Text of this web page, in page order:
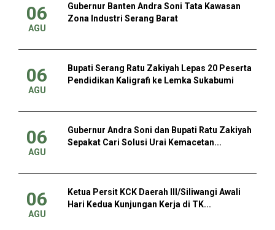
06
AGU
Gubernur Banten Andra Soni Tata Kawasan
Zona Industri Serang Barat
06
AGU
Bupati Serang Ratu Zakiyah Lepas 20 Peserta
Pendidikan Kaligrafi ke Lemka Sukabumi
06
AGU
Gubernur Andra Soni dan Bupati Ratu Zakiyah
Sepakat Cari Solusi Urai Kemacetan...
06
AGU
Ketua Persit KCK Daerah III/Siliwangi Awali
Hari Kedua Kunjungan Kerja di TK...